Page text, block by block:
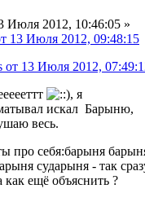
Июля 2012, 10:46:05 »
13 Июля 2012, 09:48:15
от 13 Июля 2012,
, я
искал Барыню,
весь.
про себя:барыня
сударыня - так
ещё объяснить ?